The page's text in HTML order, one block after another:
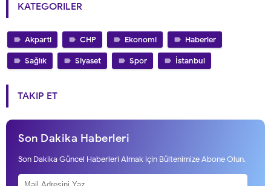
KATEGORILER
Akparti CHP Ekonomi Haberler
Sağlık Siyaset Spor İstanbul
TAKIP ET
Son Dakika Haberleri
Son Dakika Güncel Haberleri Almak için Bültenimize Abone Olun.